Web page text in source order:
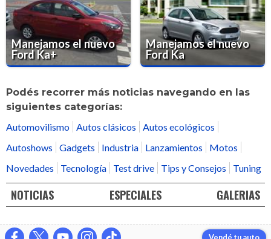
Manejamos el nuevo
Ford Ka+
Manejamos el nuevo
Ford Ka
Podés recorrer más noticias navegando en las
siguientes categorías:
Automovilismo Autos clásicos
Autos ecológicos
Autoshows
Gadgets Industria Lanzamientos
Motos
Novedades
Tecnología Test drive Tips y Consejos Tuning
NOTICIAS ESPECIALES GALERIAS